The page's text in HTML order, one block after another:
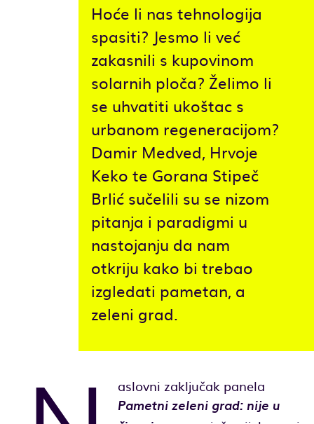
Hoće li nas tehnologija
spasiti? Jesmo li već
zakasnili s kupovinom
solarnih ploča? Želimo li
se uhvatiti ukoštac s
urbanom regeneracijom?
Damir Medved, Hrvoje
Keko te Gorana Stipeč
Brlić sučelili su se nizom
pitanja i paradigmi u
nastojanju da nam
otkriju kako bi trebao
izgledati pametan, a
zeleni grad.
aslovni zaključak panela
Pametni zeleni grad: nije u